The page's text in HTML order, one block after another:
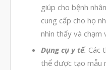
giúp cho bệnh
cung cấp cho họ
nhìn thấy và chạm
Dụng cụ y tế. Các
thể được tạo mẫu